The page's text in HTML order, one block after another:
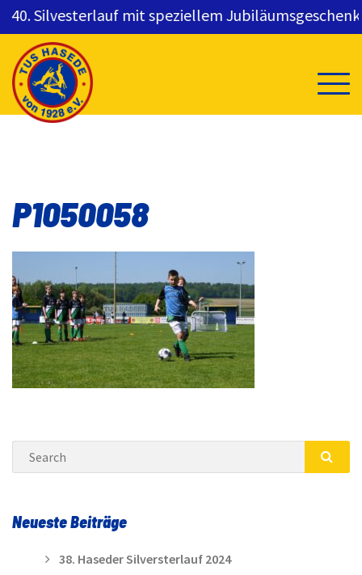
Silvesterlauf mit speziellem Jubiläumsgeschenk
content
P1050058
Search
Neueste Beiträge
38. Haseder Silversterlauf 2024